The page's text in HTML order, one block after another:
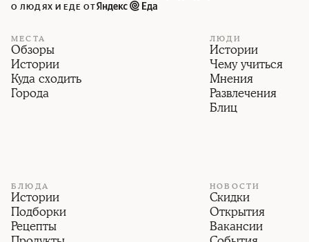
О ЛЮДЯХ И ЕДЕ ОТ
МЕСТА
Обзоры
Истории
Куда сходить
Города
ЛЮДИ
Истории
Чему учиться
Мнения
Развлечения
Блиц
БЛЮДА
Истории
Подборки
Рецепты
НОВОСТИ
Скидки
Открытия
Вакансии